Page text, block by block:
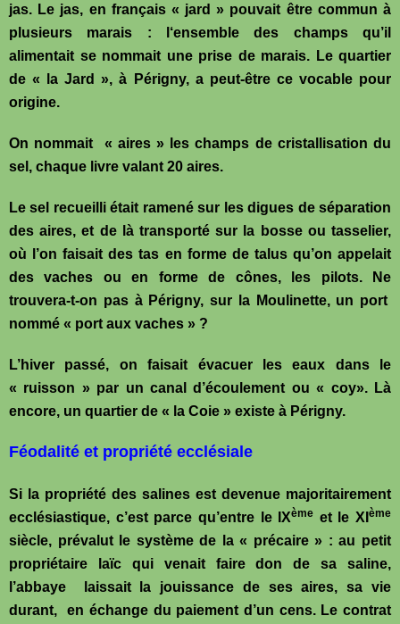
jas. Le jas, en français « jard » pouvait être commun à
plusieurs marais : l‘ensemble des champs qu’il
alimentait se nommait une prise de marais. Le quartier
de « la Jard », à Périgny, a peut-être ce vocable pour
origine.
On nommait « aires » les champs de cristallisation du
sel, chaque livre valant 20 aires.
Le sel recueilli était ramené sur les digues de séparation
des aires, et de là transporté sur la bosse ou tasselier,
où l’on faisait des tas en forme de talus qu’on appelait
des vaches ou en forme de cônes, les pilots. Ne
trouvera-t-on pas à Périgny, sur la Moulinette, un port
nommé « port aux vaches » ?
L’hiver passé, on faisait évacuer les eaux dans le
« ruisson » par un canal d’écoulement ou « coy». Là
encore, un quartier de « la Coie » existe à Périgny.
Féodalité et propriété ecclésiale
Si la propriété des salines est devenue majoritairement
ecclésiastique, c’est parce qu’entre le IXème et le XI ème
siècle, prévalut le système de la « précaire » : au petit
propriétaire laïc qui venait faire don de sa saline,
l’abbaye laissait la jouissance de ses aires, sa vie
durant, en échange du paiement d’un cens. Le contrat